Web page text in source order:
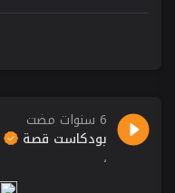
6 سنوات مضت
بودكاست قصة
،